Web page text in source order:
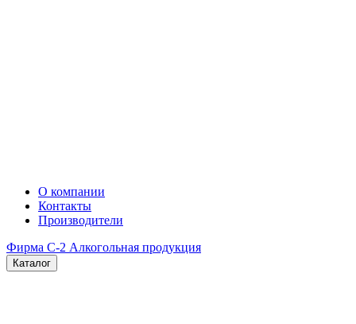
О компании
Контакты
Производители
Фирма C-2 Алкогольная продукция
Каталог